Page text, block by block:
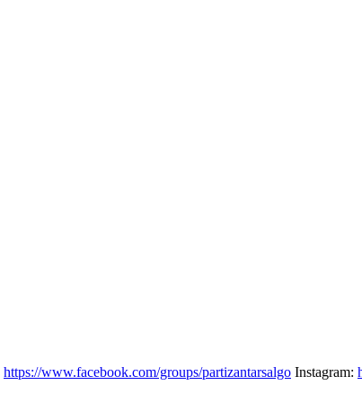
https://www.facebook.com/groups/partizantarsalgo Instagram: